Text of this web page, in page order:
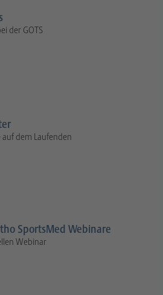
der GOTS
auf dem Laufenden
SportsMed Webinare
Webinar